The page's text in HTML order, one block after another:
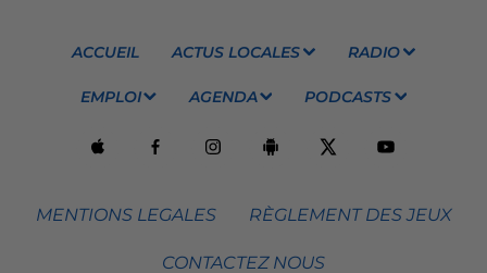
ACCUEIL ACTUS LOCALES RADIO
EMPLOI AGENDA PODCASTS
MENTIONS LEGALES RÈGLEMENT DES JEUX
CONTACTEZ NOUS